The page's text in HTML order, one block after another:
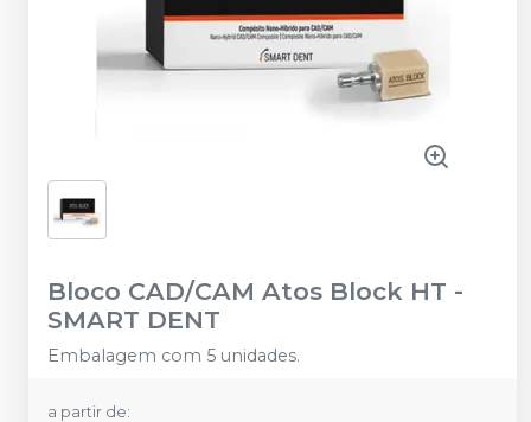
Bloco CAD/CAM Atos Block HT -
SMART DENT
Embalagem com 5 unidades.
a partir de: